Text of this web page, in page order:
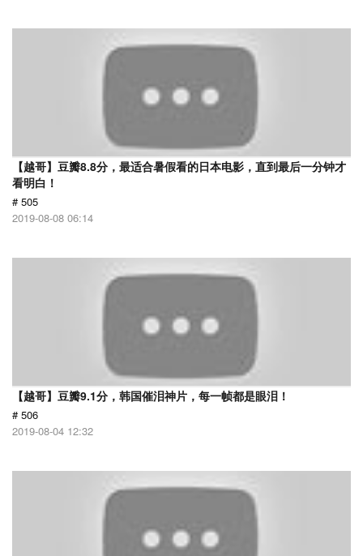
【越哥】豆瓣8.8分，最适合暑假看的日本电影，直到最后一分钟才
看明白！
# 505
2019-08-08 06:14
【越哥】豆瓣9.1分，韩国催泪神片，每一帧都是眼泪！
# 506
2019-08-04 12:32